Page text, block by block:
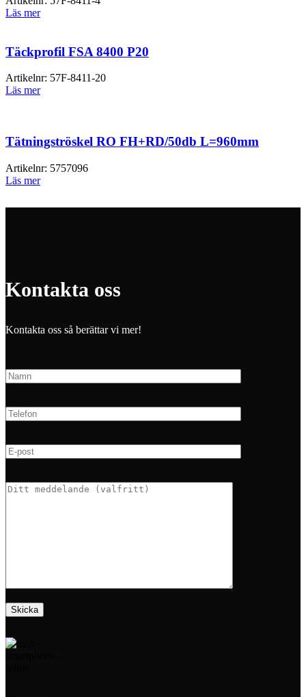
Läs mer
Täckprofil FSA 8400 P20
Artikelnr: 57F-8411-20
Läs mer
Tätningströskel RO FH+RD/50db L=960mm
Artikelnr: 5757096
Läs mer
Kontakta oss
Kontakta oss så berättar vi mer!